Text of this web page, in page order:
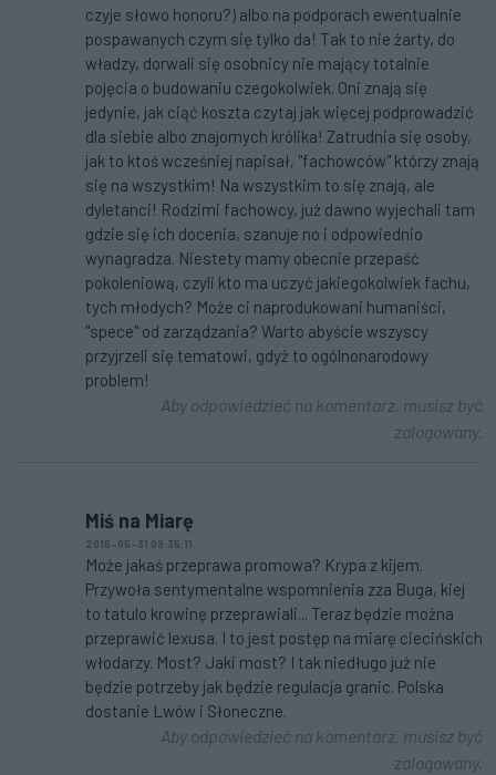
czyje słowo honoru?) albo na podporach ewentualnie
pospawanych czym się tylko da! Tak to nie żarty, do
władzy, dorwali się osobnicy nie mający totalnie
pojęcia o budowaniu czegokolwiek. Oni znają się
jedynie, jak ciąć koszta czytaj jak więcej podprowadzić
dla siebie albo znajomych królika! Zatrudnia się osoby,
jak to ktoś wcześniej napisał, "fachowców" którzy znają
się na wszystkim! Na wszystkim to się znają, ale
dyletanci! Rodzimi fachowcy, już dawno wyjechali tam
gdzie się ich docenia, szanuje no i odpowiednio
wynagradza. Niestety mamy obecnie przepaść
pokoleniową, czyli kto ma uczyć jakiegokolwiek fachu,
tych młodych? Może ci naprodukowani humaniści,
"spece" od zarządzania? Warto abyście wszyscy
przyjrzeli się tematowi, gdyż to ogólnonarodowy
problem!
Aby odpowiedzieć na komentarz, musisz być
zalogowany.
Miś na Miarę
2016-05-31 09:35:11
Może jakaś przeprawa promowa? Krypa z kijem.
Przywoła sentymentalne wspomnienia zza Buga, kiej
to tatulo krowinę przeprawiali... Teraz będzie można
przeprawić lexusa. I to jest postęp na miarę ciecińskich
włodarzy. Most? Jaki most? I tak niedługo już nie
będzie potrzeby jak będzie regulacja granic. Polska
dostanie Lwów i Słoneczne.
Aby odpowiedzieć na komentarz, musisz być
zalogowany.